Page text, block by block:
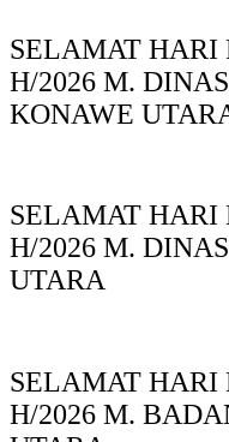
SELAMAT HARI
H/2026 M.
KONAWE
SELAMAT HARI
H/2026 M.
UTARA
SELAMAT HARI
H/2026 M.